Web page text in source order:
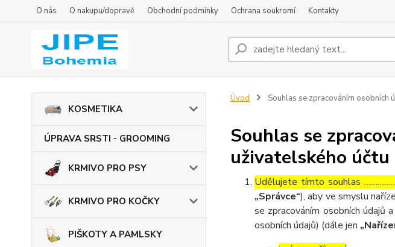
O nás O nakupu/dopravě Obchodní podmínky Ochrana soukromí Kontakty
KOSMETIKA
ÚPRAVA SRSTI - GROOMING
KRMIVO PRO PSY
KRMIVO PRO KOČKY
PIŠKOTY A PAMLSKY
Úvod Souhlas se zpracováním osobních
Souhlas se
uživatelského účtu
Udělujete tímto souhlas
„Správce“), aby ve smyslu
se zpracováním osobních údajů
osobních údajů) (dále jen